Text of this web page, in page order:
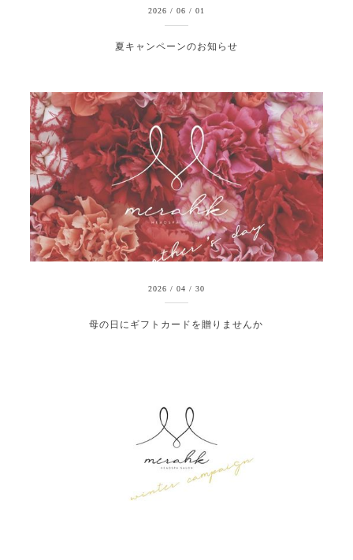
2026 / 06 / 01
夏キャンペーンのお知らせ
2026 / 04 / 30
母の日にギフトカードを贈りませんか